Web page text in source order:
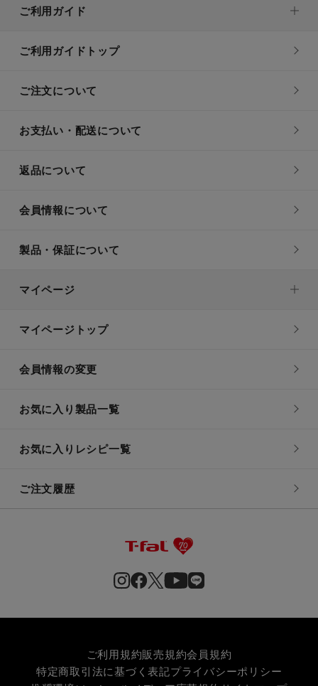
ご利用ガイド
ご利用ガイドトップ
ご注文について
お支払い・配送について
返品について
会員情報について
製品・保証について
マイページ
マイページトップ
会員情報の変更
お気に入り製品一覧
お気に入りレシピ一覧
ご注文履歴
ご利用規約販売規約会員規約
特定商取引法に基づく表記プライバシーポリシー